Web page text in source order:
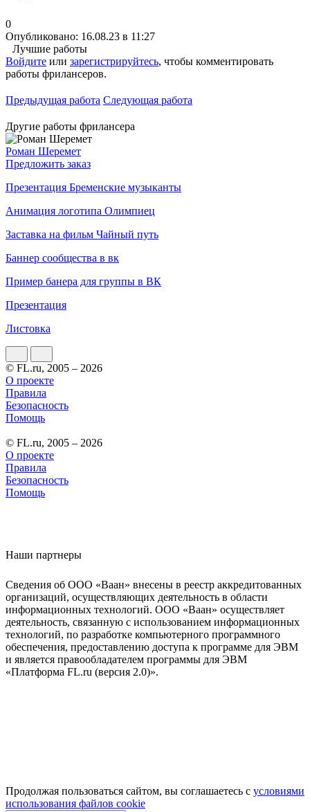
0
Опубликовано: 16.08.23 в 11:27
Лучшие работы
Войдите или зарегистрируйтесь, чтобы комментировать
работы фрилансеров.
Предыдущая работа Следующая работа
Другие работы фрилансера
Роман Шеремет
Предложить заказ
Презентация Бременские музыканты
Анимация логотипа Олимпиец
Заставка на фильм Чайный путь
Баннер сообщества в вк
Пример банера для группы в ВК
Презентация
Листовка
© FL.ru, 2005 – 2026
О проекте
Правила
Безопасность
Помощь
© FL.ru, 2005 – 2026
О проекте
Правила
Безопасность
Помощь
Наши партнеры
Сведения об ООО «Ваан» внесены в реестр аккредитованных
организаций, осуществляющих деятельность в области
информационных технологий. ООО «Ваан» осуществляет
деятельность, связанную с использованием информационных
технологий, по разработке компьютерного программного
обеспечения, предоставлению доступа к программе для ЭВМ
и является правообладателем программы для ЭВМ
«Платформа FL.ru (версия 2.0)».
Продолжая пользоваться сайтом, вы соглашаетесь с условиями
использования файлов cookie